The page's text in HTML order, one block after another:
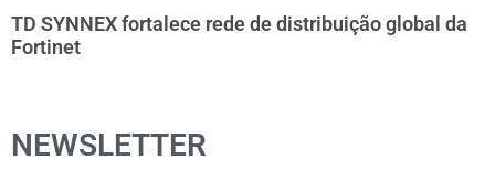
TD SYNNEX fortalece rede de distribuição global da
Fortinet
NEWSLETTER